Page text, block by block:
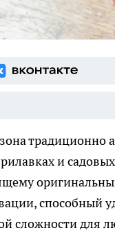
и
способный
сложности для